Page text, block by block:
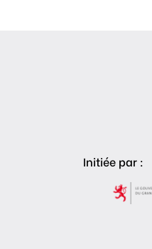
Initiée par :